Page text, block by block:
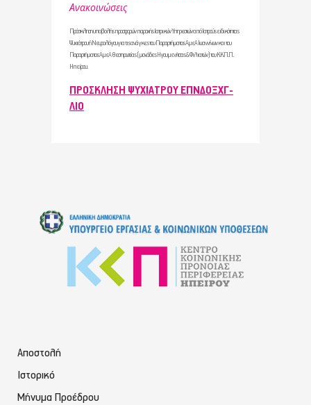
Ανακοινώσεις
Πρόσκληση υποβολής προσφορών παροχής Ιατρικών Υπηρεσιών από Ιατρούς ειδικότητας
Ψυχιάτρου ή Νευρολόγουγια τις ανάγκες του Παραρτήματος ΑμεΑ Ιωαννίνων και του
Παραρτήματος ΑμεΑ Θεσπρωτίας (μονάδες Ηγουμενίτσας & Φιλιατών) του Κ.Κ.Π.Π.
Ηπείρου.
ΠΡΟΣΚΛΗΣΗ ΨΥΧΙΑΤΡΟΥ ΕΠΝΔΟΞΧΓ-
ΛΙΟ
Αποστολή
Ιστορικό
Μήνυμα Προέδρου